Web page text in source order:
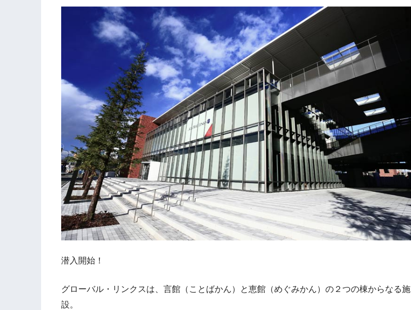
潜入開始！
グローバル・リンクスは、言館（ことばかん）と恵館（めぐみかん）の２つの棟からなる施
設。